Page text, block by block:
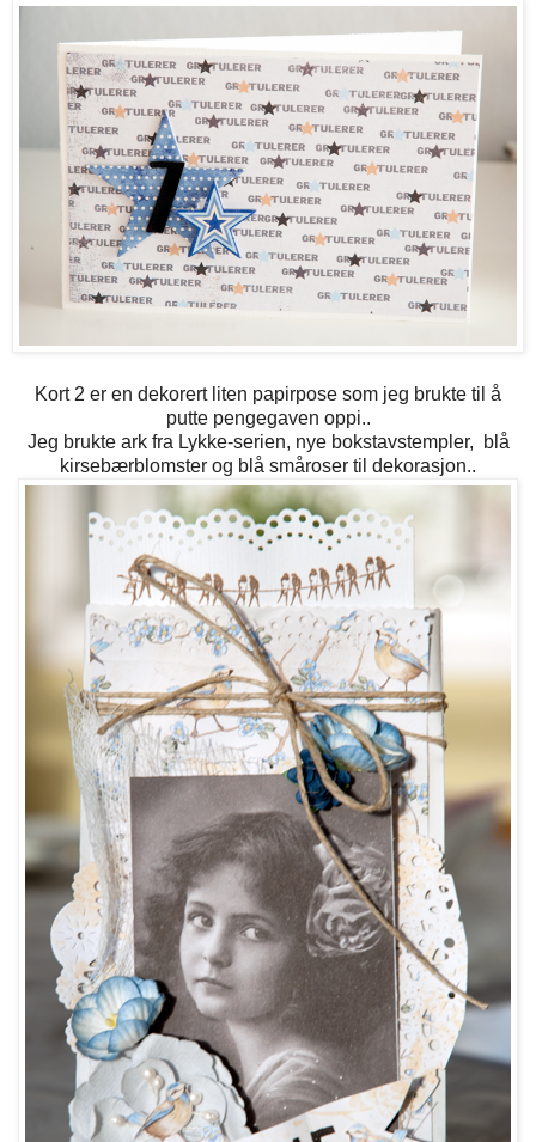
Kort 2 er en dekorert liten papirpose som jeg brukte til å
putte pengegaven oppi..
Jeg brukte ark fra Lykke-serien, nye bokstavstempler, blå
kirsebærblomster og blå småroser til dekorasjon..